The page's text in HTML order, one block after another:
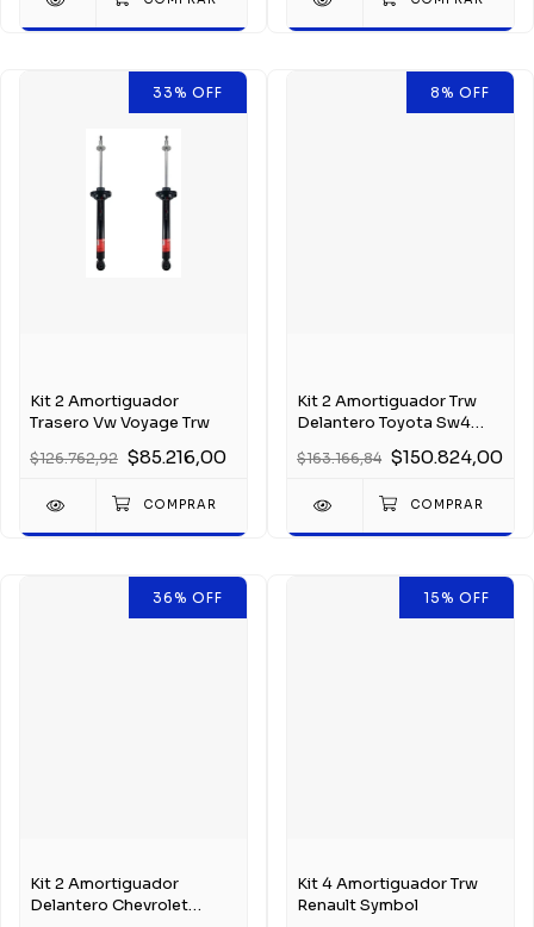
33% OFF
Kit 2 Amortiguador
Trasero Vw Voyage Trw
$126.762,92 $85.216,00
8% OFF
Kit 2 Amortiguador Trw
Delantero Toyota Sw4
$163.166,84 $150.824,00
36% OFF
Kit 2 Amortiguador
Delantero Chevrolet
15% OFF
Kit 4 Amortiguador Trw
Renault Symbol